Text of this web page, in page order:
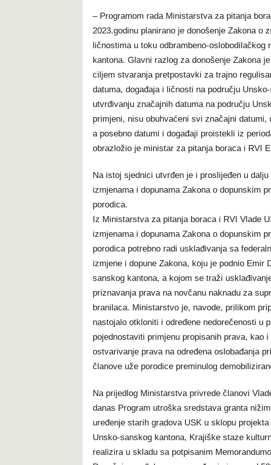
– Programom rada Ministarstva za pitanja
2023.godinu planirano je donošenje Zakona o
ličnostima u toku odbrambeno-oslobodilačkog
kantona. Glavni razlog za donošenje Zakona
ciljem stvaranja pretpostavki za trajno
datuma, događaja i ličnosti na području
utvrđivanju značajnih datuma na području
primjeni, nisu obuhvaćeni svi značajni
a posebno datumi i događaji proistekli iz
obrazložio je ministar za pitanja boraca i RVI
Na istoj sjednici utvrđen je i proslijeđen u
izmjenama i dopunama Zakona o dopunskim
porodica.
Iz Ministarstva za pitanja boraca i RVI Vlade
izmjenama i dopunama Zakona o dopunskim
porodica potrebno radi usklađivanja sa
izmjene i dopune Zakona, koju je podnio
sanskog kantona, a kojom se traži
priznavanja prava na novčanu naknadu za
branilaca. Ministarstvo je, navode, prilikom
nastojalo otkloniti i određene nedorečenosti u
pojednostaviti primjenu propisanih prava, kao
ostvarivanje prava na određena oslobađanja
članove uže porodice preminulog
Na prijedlog Ministarstva privrede članovi
danas Program utroška sredstava granta
uređenje starih gradova USK u sklopu
Unsko-sanskog kantona, Krajiške staze
realizira u skladu sa potpisanim